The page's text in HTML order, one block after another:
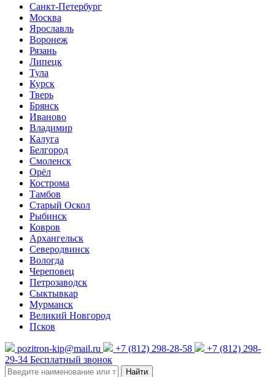
Санкт-Петербург
Москва
Ярославль
Воронеж
Рязань
Липецк
Тула
Курск
Тверь
Брянск
Иваново
Владимир
Калуга
Белгород
Смоленск
Орёл
Кострома
Тамбов
Старый Оскол
Рыбинск
Ковров
Архангельск
Северодвинск
Вологда
Череповец
Петрозаводск
Сыктывкар
Мурманск
Великий Новгород
Псков
pozitron-kip@mail.ru +7 (812) 298-28-58
+7 (812) 298-
29-34 Бесплатный звонок
Найти